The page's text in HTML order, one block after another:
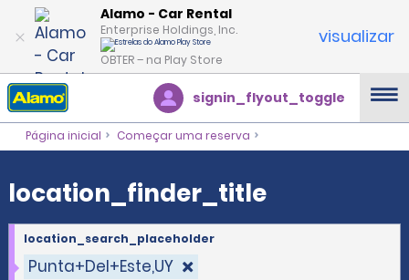
location_finder_titleAlamo - Car Rental
Enterprise Holdings, Inc.
OBTER – na Play Store
visualizar
signin_flyout_toggle
Página inicial Começar uma reserva
location_finder_title
Punta+Del+Este,UY
location_search_placeholder